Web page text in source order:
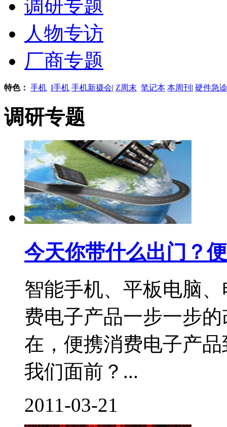
调研专题
人物专访
厂商专题
特色： 手机 I手机 手机新摄会| Z周末 笔记本 本周刊 | 硬件急
调研专题
今天你带什么出门？
智能手机、平板电脑
费电子产品一步一步
在，便携消费电子产
我们面前？...
2011-03-21